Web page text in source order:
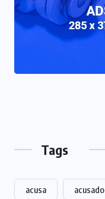
Tags
acusa acusado